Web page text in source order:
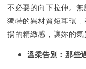
不必要的向下拉伸。
獨特的異材質短耳環
揚的精緻感，讓妳的氣
溫柔告別：那些